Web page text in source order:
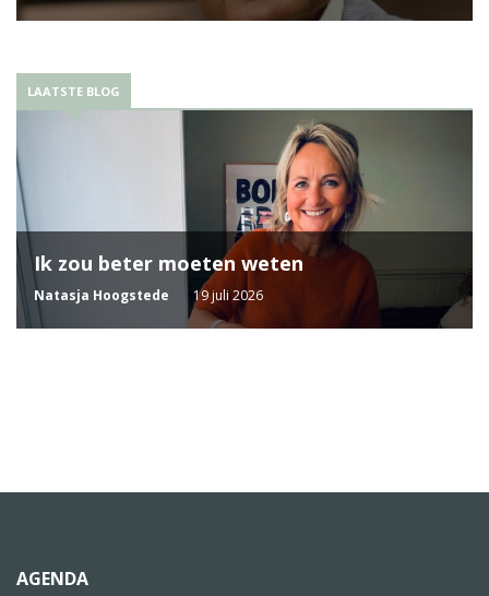
LAATSTE BLOG
Ik zou beter moeten weten
Natasja Hoogstede 19 juli 2026
AGENDA